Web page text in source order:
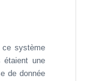
système
une
de donnée